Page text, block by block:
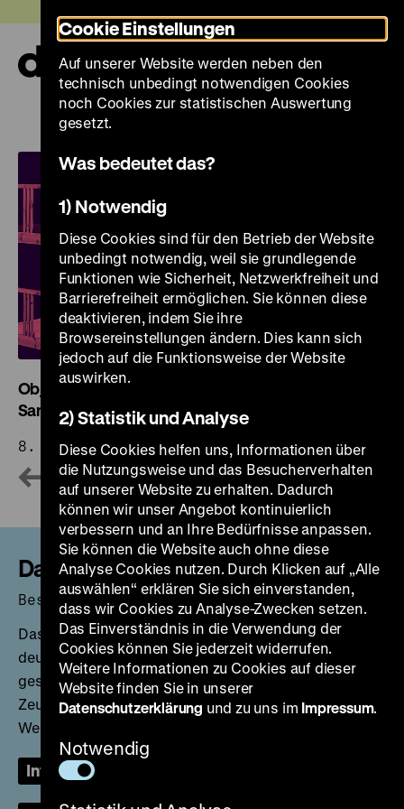
zum
Seiteninhalt
springen
Deutsches
Historisches
Museum
Objekte. Geschichte. Geschichten. Blick in die
Sammlung
8. Mai 2026 bis 31. Oktober 2027
Das Zeughaus wird modernisiert
Besuchen Sie uns im Pei-Bau!
Das Zeughaus und die Überblicksausstellung zur
deutschen Geschichte sind wegen Baumaßnahmen
geschlossen. Während der Schließung des
Zeughauses bleibt der Pei-Bau mit
Wechselausstellungen weiterhin geöffnet.
Informationen zum Besuch
Cookie Einstellungen
Auf unserer Website werden neben den
technisch unbedingt notwendigen Cookies
noch Cookies zur statistischen Auswertung
gesetzt.
Was bedeutet das?
1) Notwendig
Diese Cookies sind für den Betrieb der Website
unbedingt notwendig, weil sie grundlegende
Funktionen wie Sicherheit, Netzwerkfreiheit und
Barrierefreiheit ermöglichen. Sie können diese
deaktivieren, indem Sie ihre
Browsereinstellungen ändern. Dies kann sich
jedoch auf die Funktionsweise der Website
auswirken.
2) Statistik und Analyse
Diese Cookies helfen uns, Informationen über
die Nutzungsweise und das Besucherverhalten
auf unserer Website zu erhalten. Dadurch
können wir unser Angebot kontinuierlich
verbessern und an Ihre Bedürfnisse anpassen.
Sie können die Website auch ohne diese
Analyse Cookies nutzen. Durch Klicken auf „Alle
auswählen“ erklären Sie sich einverstanden,
dass wir Cookies zu Analyse-Zwecken setzen.
Das Einverständnis in die Verwendung der
Cookies können Sie jederzeit widerrufen.
Weitere Informationen zu Cookies auf dieser
Website finden Sie in unserer
Datenschutzerklärung und zu uns im Impressum.
Notwendig